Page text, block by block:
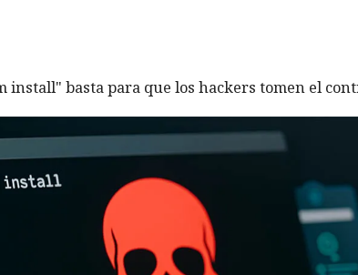
install" basta para que los hackers tomen el